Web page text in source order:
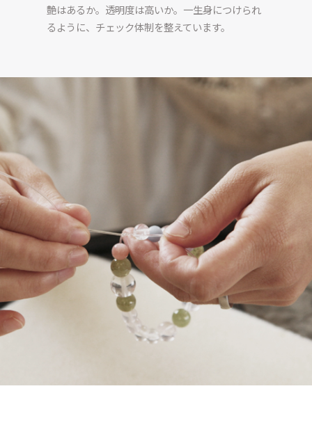
艶はあるか。透明度は高いか。一生身につけられ
るように、チェック体制を整えています。